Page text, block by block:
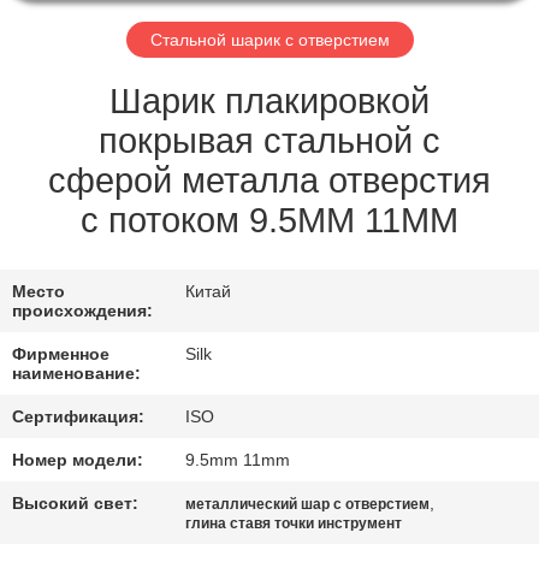
КАЧЕСТВА
СВЯЖИТЕСЬ
НОВОСТИ
СЛУЧАИ
СПРОСИТЕ
ЦИТАТУ
КАРТА
САЙТА
Стальной шарик с отверстием
Шарик плакировкой
покрывая стальной с
сферой металла отверстия
с потоком 9.5ММ 11ММ
Место
происхождения:
Китай
Фирменное
наименование:
Silk
Сертификация: ISO
Номер модели: 9.5mm 11mm
Высокий свет: металлический шар с отверстием
глина ставя точки инструмент